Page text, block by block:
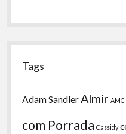
Tags
Adam Sandler Almir AMC
com Porrada Cassidy